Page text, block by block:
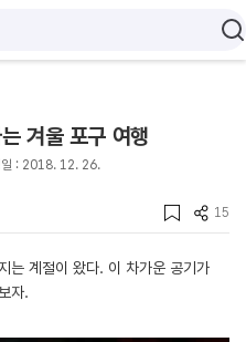
겨울 포구 여행
일 : 2018. 12. 26.
15
는 계절이 왔다. 이 차가운 공기가
자.